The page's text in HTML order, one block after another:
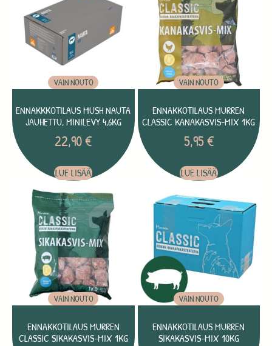
VAIN NOUTO
ENNAKKKOTILAUS MUSH NAUTA
JAUHETTU, MINILEVY 4,6KG
22,90€
LUE LISÄÄ
VAIN NOUTO
ENNAKKOTILAUS MURREN
CLASSIC KANAKASVIS-MIX 1KG
5,95€
LUE LISÄÄ
VAIN NOUTO
ENNAKKOTILAUS MURREN
CLASSIC SIKAKASVIS-MIX 1KG
VAIN NOUTO
ENNAKKOTILAUS MURREN
SIKAKASVIS-MIX 10KG